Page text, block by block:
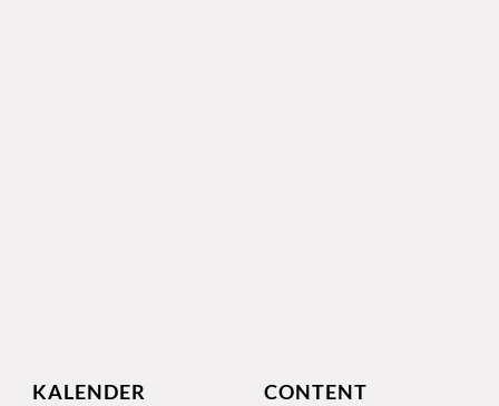
KALENDER CONTENT